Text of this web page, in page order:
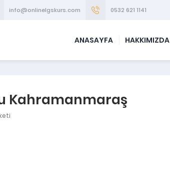
info@onlinelgskurs.com 0532 621 1141
ANASAYFA HAKKIMIZDA
Kahramanmaraş